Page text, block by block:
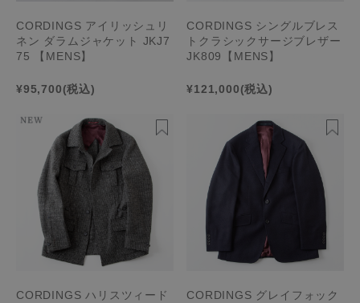
CORDINGS アイリッシュリ
ネン ダラムジャケット JKJ7
75 【MENS】
¥95,700(税込)
CORDINGS シングルブレス
トクラシックサージブレザー
JK809【MENS】
¥121,000(税込)
CORDINGS ハリスツィード
CORDINGS グレイフォック